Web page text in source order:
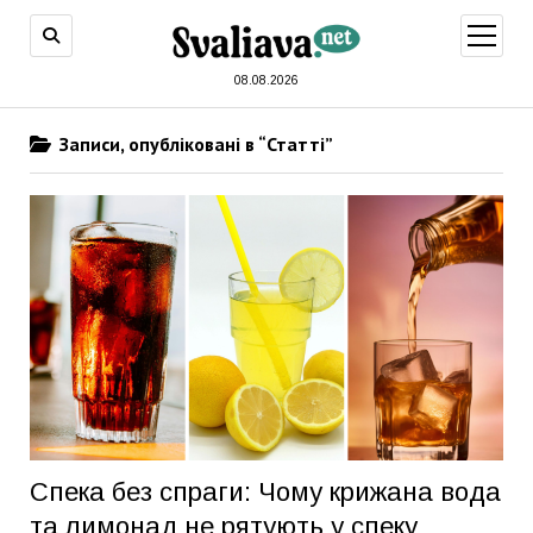
08.08.2026
меню
Записи, опубліковані в “Статті”
Спека без спраги: Чому крижана вода
та лимонад не рятують у спеку